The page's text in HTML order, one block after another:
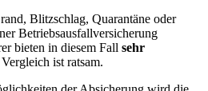
Blitzschlag, Quarantäne oder
Betriebsausfallversicherung
bieten in diesem Fall sehr
ist ratsam.